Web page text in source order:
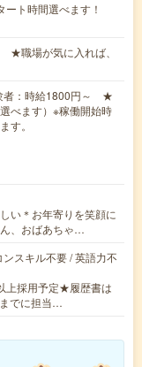
ト時間選べます！
職場が気に入れば、
者：時給1800円～ ★
べます）※稼働開始時
す。
い＊お年寄りを笑顔に
、おばあちゃ…
スキル不要 / 英語力不
上採用予定★履歴書は
でに担当…